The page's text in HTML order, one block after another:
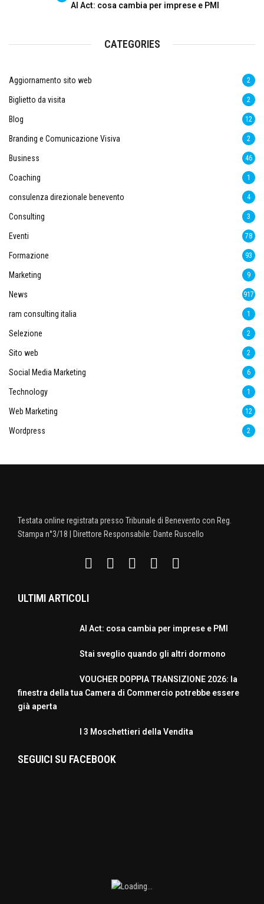
AI Act: cosa cambia per imprese e PMI
CATEGORIES
Aggiornamento sito web 2
Biglietto da visita 2
Blog 12
Branding e Comunicazione Visiva 2
Business 46
Coaching 1
consulenza direzionale benevento 4
Consulting 3
Eventi 78
Formazione 93
Marketing 9
News 917
ram consulting italia 1
Selezione 2
Sito web 2
Social Media Marketing 6
Technology 1
Web Marketing 12
Wordpress 2
Testata online registrata presso Tribunale di Benevento con Reg.
Stampa n°3/18 | Direttore Responsabile: Dante Ruscello
ULTIMI ARTICOLI
AI Act: cosa cambia per imprese e PMI
Stai sveglio quando gli altri dormono
VOUCHER DOPPIA TRANSIZIONE 2026: la
finestra della tua Camera di Commercio potrebbe essere
già aperta
I 3 Moschettieri della Vendita
SEGUICI SU FACEBOOK